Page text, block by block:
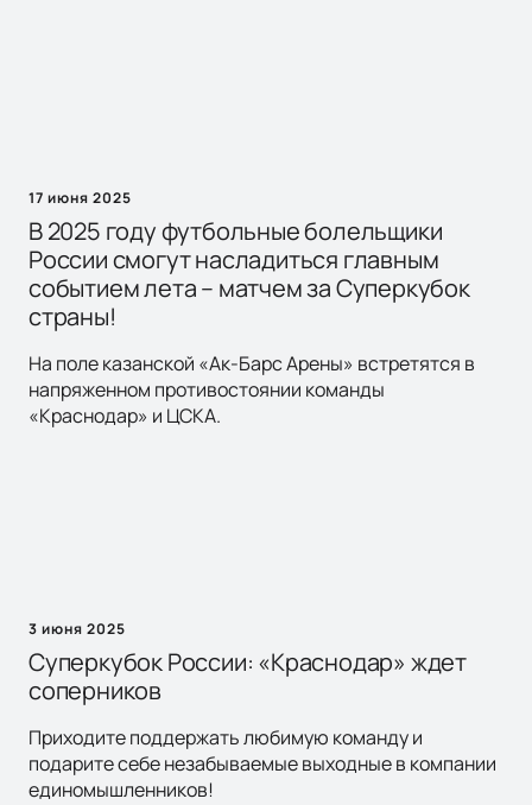
17 июня 2025
В 2025 году футбольные болельщики
России смогут насладиться главным
событием лета – матчем за Суперкубок
страны!
На поле казанской «Ак-Барс Арены» встретятся в
напряженном противостоянии команды
«Краснодар» и ЦСКА.
3 июня 2025
Суперкубок России: «Краснодар» ждет
соперников
Приходите поддержать любимую команду и
подарите себе незабываемые выходные в компании
единомышленников!